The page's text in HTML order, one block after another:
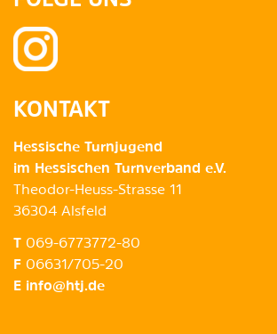
KONTAKT
Hessische Turnjugend
im Hessischen Turnverband e.V.
Theodor-Heuss-Strasse 11
36304 Alsfeld
T 069-6773772-80
F 06631/705-20
E info@htj.de